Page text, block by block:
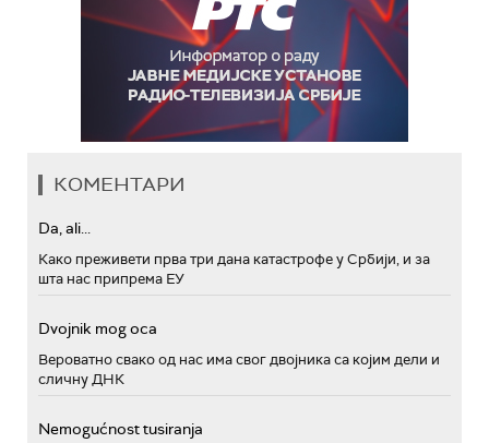
КОМЕНТАРИ
Da, ali...
Како преживети прва три дана катастрофе у Србији, и за
шта нас припрема ЕУ
Dvojnik mog oca
Вероватно свако од нас има свог двојника са којим дели и
сличну ДНК
Nemogućnost tusiranja